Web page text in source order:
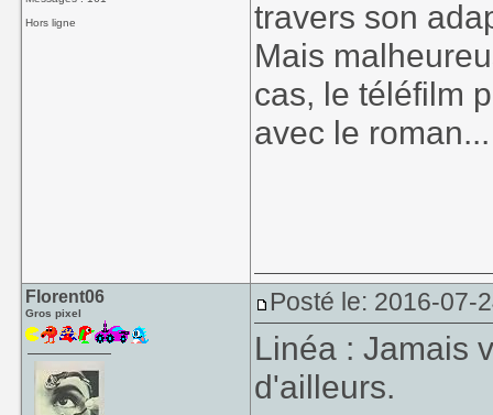
Hors ligne
travers son
Mais
cas, le téléfilm
avec le roman...
Florent06
Gros pixel Posté le: 2016-07-
Linéa : Jamais
d'ailleurs.